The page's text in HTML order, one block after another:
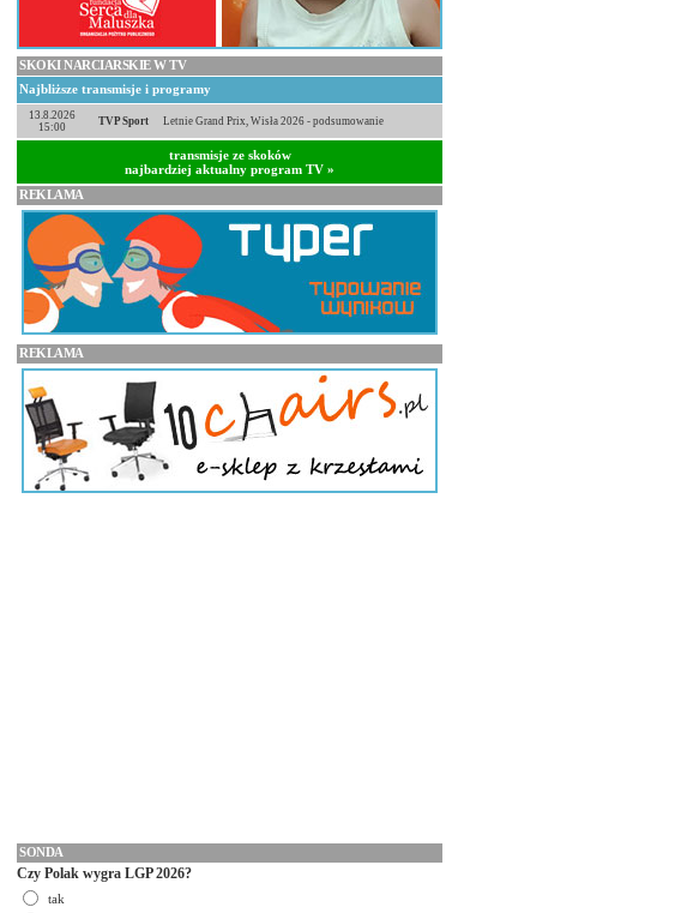
SKOKI NARCIARSKIE W TV
Najbliższe transmisje i programy
13.8.2026
15:00
TVP Sport Letnie Grand Prix, Wisła 2026 - podsumowanie
transmisje ze skoków
najbardziej aktualny program TV »
REKLAMA
REKLAMA
SONDA
Czy Polak wygra LGP 2026?
tak